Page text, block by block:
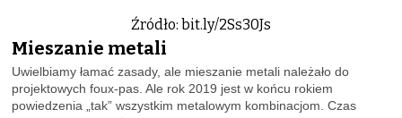
Źródło: bit.ly/2Ss30Js
Mieszanie metali
Uwielbiamy łamać zasady, ale mieszanie metali należało do
projektowych foux-pas. Ale rok 2019 jest w końcu rokiem
powiedzenia „tak” wszystkim metalowym kombinacjom. Czas